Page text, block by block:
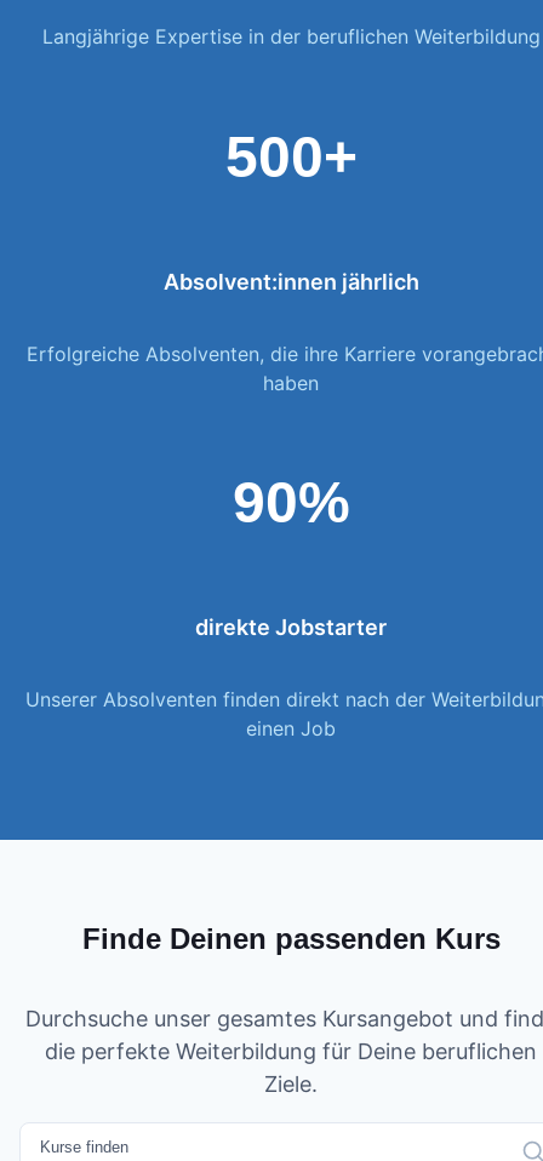
Langjährige Expertise in der beruflichen Weiterbildung
500+
Absolvent:innen jährlich
Erfolgreiche Absolventen, die ihre Karriere
haben
90%
direkte Jobstarter
Unserer Absolventen finden direkt nach der
einen Job
Finde Deinen passenden Kurs
Durchsuche unser gesamtes Kursangebot und
die perfekte Weiterbildung für Deine beruflichen
Ziele.